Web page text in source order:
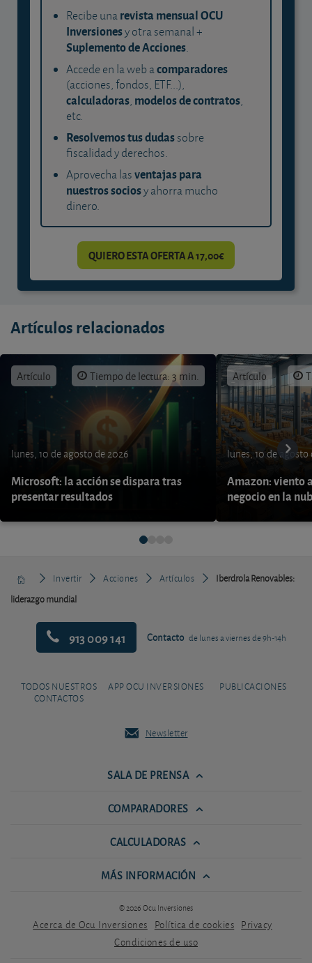
Recibe unarevista mensual OCU
Inversionesy otra semanal +
Suplemento de Acciones.
Accede en la web acomparadores
(acciones, fondos, ETF...),
calculadoras, modelos de contratos,
etc.
Resolvemos tus dudassobre
fiscalidad y derechos.
Aprovecha lasventajas para
nuestros sociosy ahorra mucho
dinero.
QUIERO ESTA OFERTA A 17,00€
Artículos relacionados
Artículo Tiempo de lectura: 3 min.
lunes, 10 de agosto de 2026
Microsoft: la acción se dispara tras
presentar resultados
Artículo
lunes, 10 de agosto
Amazon: viento
negocio en la
Invertir Acciones Artículos
Iberdrola Renovables:
liderazgo mundial
913 009 141 Contacto de lunes a viernes de 9h-14h
TODOS NUESTROS
CONTACTOS
APP OCU INVERSIONES PUBLICACIONES
Newsletter
SALA DE PRENSA
COMPARADORES
CALCULADORAS
MÁS INFORMACIÓN
© 2026 Ocu Inversiones
Acerca de Ocu Inversiones Política de cookies Privacy
Condiciones de uso